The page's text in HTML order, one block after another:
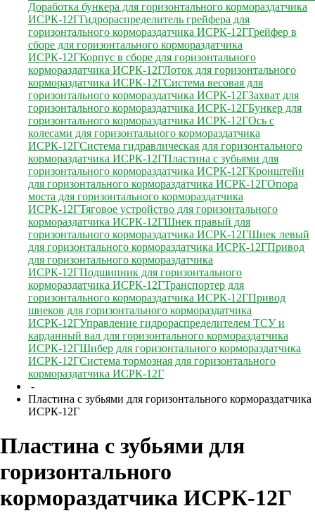
Доработка бункера для горизонтального кормораздатчика
ИСРК-12ГГидрораспределитель грейфера для
горизонтального кормораздатчика ИСРК-12ГГрейфер в
сборе для горизонтального кормораздатчика
ИСРК-12ГКорпус в сборе для горизонтального
кормораздатчика ИСРК-12ГЛоток для горизонтального
кормораздатчика ИСРК-12ГСистема весовая для
горизонтального кормораздатчика ИСРК-12ГЗахват для
горизонтального кормораздатчика ИСРК-12ГБункер для
горизонтального кормораздатчика ИСРК-12ГОсь с
колесами для горизонтального кормораздатчика
ИСРК-12ГСистема гидравлическая для горизонтального
кормораздатчика ИСРК-12ГПластина с зубьями для
горизонтального кормораздатчика ИСРК-12ГКронштейн
для горизонтального кормораздатчика ИСРК-12ГОпора
моста для горизонтального кормораздатчика
ИСРК-12ГТяговое устройство для горизонтального
кормораздатчика ИСРК-12ГШнек правый для
горизонтального кормораздатчика ИСРК-12ГШнек левый
для горизонтального кормораздатчика ИСРК-12ГПривод
для горизонтального кормораздатчика
ИСРК-12ГПодшипник для горизонтального
кормораздатчика ИСРК-12ГТранспортер для
горизонтального кормораздатчика ИСРК-12ГПривод
шнеков для горизонтального кормораздатчика
ИСРК-12ГУправление гидрораспределителем ТСУ и
карданный вал для горизонтального кормораздатчика
ИСРК-12ГШибер для горизонтального кормораздатчика
ИСРК-12ГСистема тормозная для горизонтального
кормораздатчика ИСРК-12Г
-
Пластина с зубьями для горизонтального кормораздатчика
ИСРК-12Г
Пластина с зубьями для
горизонтального
кормораздатчика ИСРК-12Г